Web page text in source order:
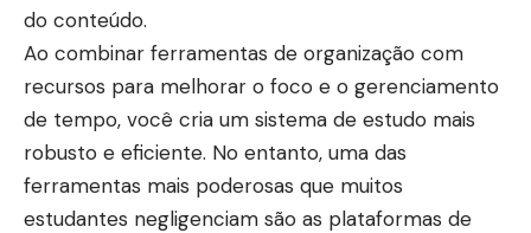
do conteúdo.
Ao combinar ferramentas de organização com
recursos para melhorar o foco e o gerenciamento
de tempo, você cria um sistema de estudo mais
robusto e eficiente. No entanto, uma das
ferramentas mais poderosas que muitos
estudantes negligenciam são as plataformas de